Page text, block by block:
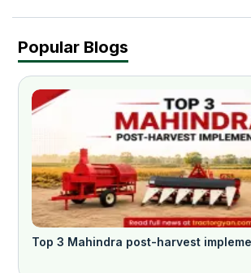
Popular Blogs
Top 3 Mahindra post-harvest